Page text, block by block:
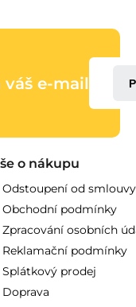
e-mail
o nákupu
Odstoupení od smlouvy
Obchodní podmínky
Zpracování osobních
Reklamační podmínky
Splátkový prodej
Doprava